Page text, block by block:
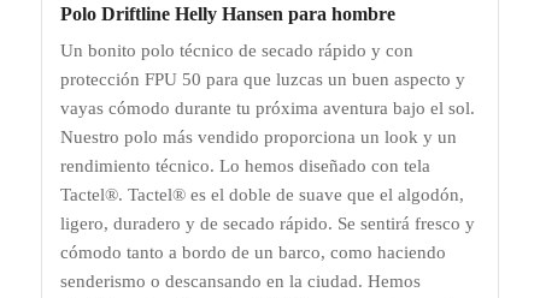
Polo Driftline Helly Hansen para hombre
Un bonito polo técnico de secado rápido y con
protección FPU 50 para que luzcas un buen aspecto y
vayas cómodo durante tu próxima aventura bajo el sol.
Nuestro polo más vendido proporciona un look y un
rendimiento técnico. Lo hemos diseñado con tela
Tactel®. Tactel® es el doble de suave que el algodón,
ligero, duradero y de secado rápido. Se sentirá fresco y
cómodo tanto a bordo de un barco, como haciendo
senderismo o descansando en la ciudad. Hemos